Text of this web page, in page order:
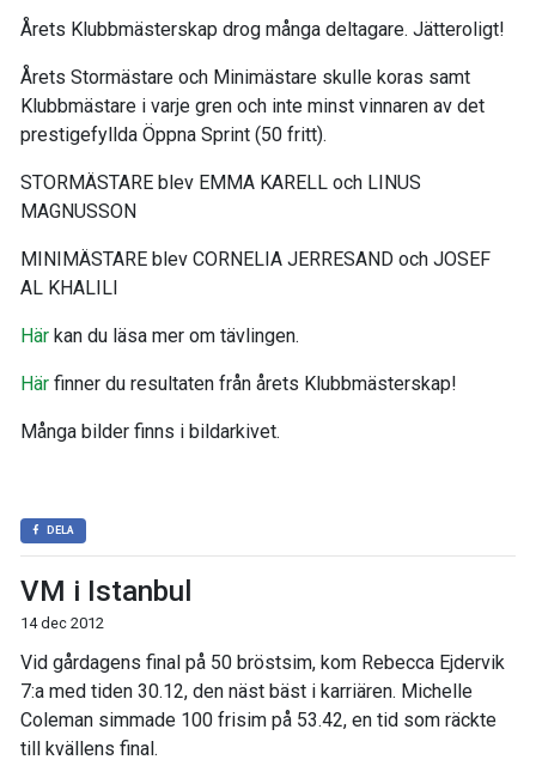
Årets Klubbmästerskap drog många deltagare. Jätteroligt!
Årets Stormästare och Minimästare skulle koras samt
Klubbmästare i varje gren och inte minst vinnaren av det
prestigefyllda Öppna Sprint (50 fritt).
STORMÄSTARE blev EMMA KARELL och LINUS
MAGNUSSON
MINIMÄSTARE blev CORNELIA JERRESAND och JOSEF
AL KHALILI
Här kan du läsa mer om tävlingen.
Här finner du resultaten från årets Klubbmästerskap!
Många bilder finns i bildarkivet.
DELA
VM i Istanbul
14 dec 2012
Vid gårdagens final på 50 bröstsim, kom Rebecca Ejdervik
7:a med tiden 30.12, den näst bäst i karriären. Michelle
Coleman simmade 100 frisim på 53.42, en tid som räckte
till kvällens final.